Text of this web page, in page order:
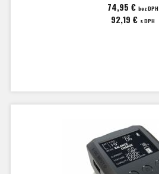
74,95 € bez DPH
92,19 € s DPH